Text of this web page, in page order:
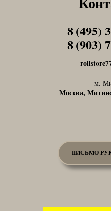
м.
Москва,
8 (495)
8 (903)
ПИСЬМО